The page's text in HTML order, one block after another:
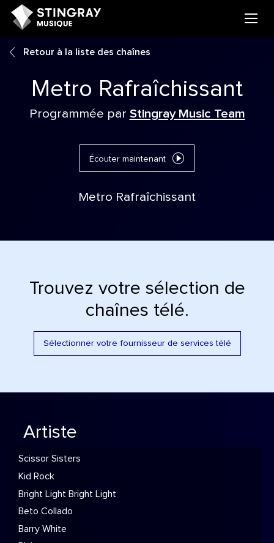
Retour à la liste des chaînes
Metro Rafraîchissant
Programmée par Stingray Music Team
Écouter maintenant
Metro Rafraîchissant
Trouvez votre sélection de
chaînes télé.
Sélectionner votre fournisseur de services télé
Artiste
Scissor Sisters
Kid Rock
Bright Light Bright Light
Beto Collado
Barry White